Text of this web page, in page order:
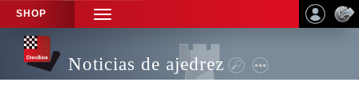
SHOP
TOGGLE
NAVIGATION
Noticias de ajedrez